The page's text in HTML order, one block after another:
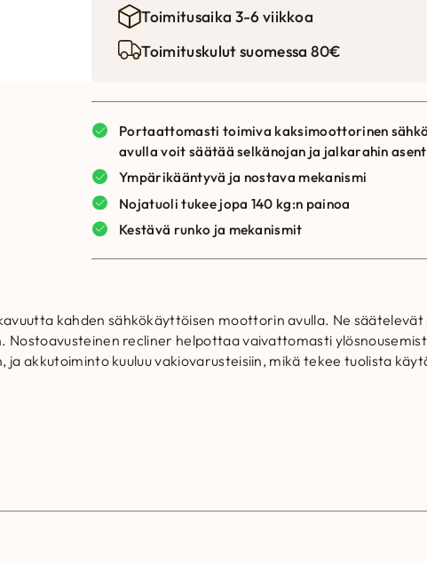
Toimitusaika 3-6 viikkoa
Toimituskulut suomessa 80€
Portaattomasti toimiva kaksimoottorinen
avulla voit säätää selkänojan ja jalkarahin
Ympärikääntyvä ja nostava mekanismi
Nojatuoli tukee jopa 140 kg:n painoa
Kestävä runko ja mekanismit
kahden sähkökäyttöisen moottorin avulla. Ne säätelevät
Nostoavusteinen recliner helpottaa vaivattomasti
akkutoiminto kuuluu vakiovarusteisiin, mikä tekee tuolista